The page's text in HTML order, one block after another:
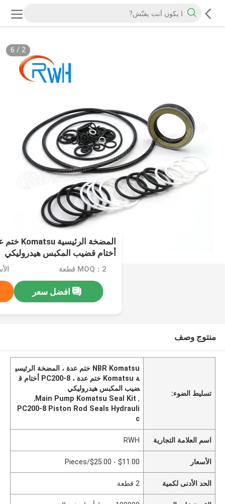
2
/
6
أختام قضيب المكبس هيدروليكي
MOQ：2 قطعة
افضل سعر
منتوج وصف
تسليط الضوء:
NBR Komatsu ختم عدة ، المضخة الرئيسي
ة Komatsu ختم عدة ، PC200-8 أختام ق
ضيب المكبس هيدروليكي
,
Main Pump Komatsu Seal Kit
,
PC200-8 Piston Rod Seals Hydrauli
c
اسم العلامة التجارية RWH
الأسعار $11.00 - $25.00/Pieces
الحد الأدنى لكمية 2 قطعة